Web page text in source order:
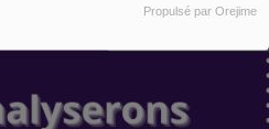
Propulsé par Orejime